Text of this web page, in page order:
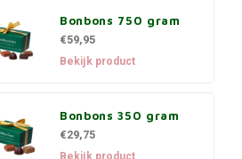
Bonbons 750 gram
€59,95
Bekijk product
Bonbons 350 gram
€29,75